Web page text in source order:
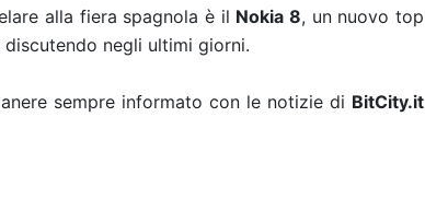
alla fiera spagnola è il Nokia 8, un nuovo top
negli ultimi giorni.
sempre informato con le notizie di BitCity.it